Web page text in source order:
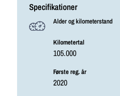
Specifikationer
Alder og kilometerstand
Kilometertal
105.000
Første reg. år
2020